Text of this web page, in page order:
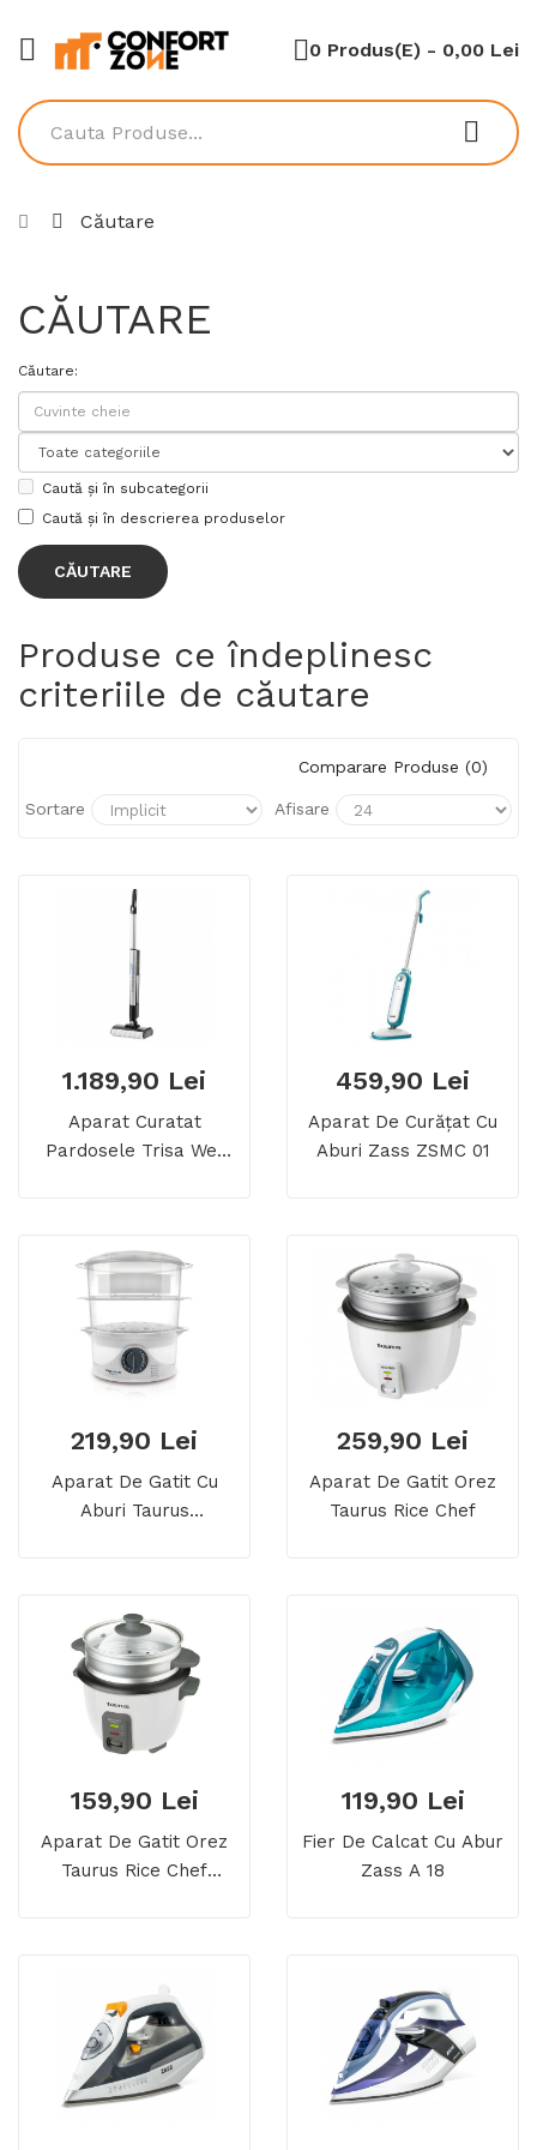
0 Produs(e) - 0,00 Lei
Căutare
CĂUTARE
Căutare:
Caută și în subcategorii
Caută și în descrierea produselor
Produse ce îndeplinesc
criteriile de căutare
Comparare Produse (0)
Sortare Afisare
1.189,90 Lei
Aparat Curatat
Pardosele Trisa Wet
459,90 Lei
Aparat De Curăţat Cu
Aburi Zass ZSMC 01
219,90 Lei
Aparat De Gatit Cu
Aburi Taurus
259,90 Lei
Aparat De Gatit Orez
Taurus Rice Chef
159,90 Lei
Aparat De Gatit Orez
Taurus Rice Chef
119,90 Lei
Fier De Calcat Cu Abur
Zass A 18